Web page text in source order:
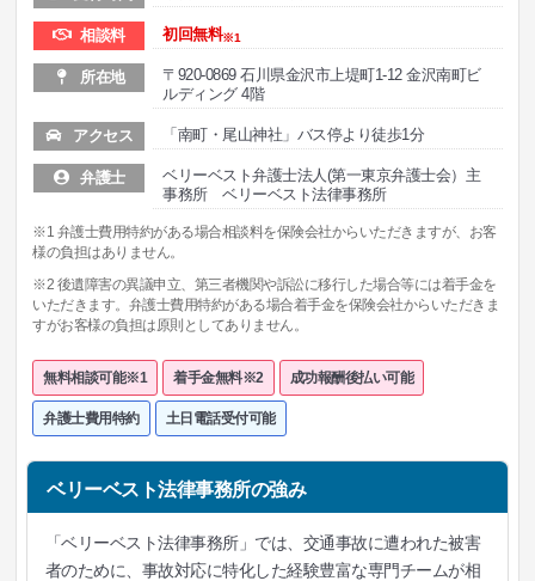
相談料 初回無料※1
所在地
〒920-0869 石川県金沢市上堤町1-12 金沢南町ビ
ルディング 4階
アクセス 「南町・尾山神社」バス停より徒歩1分
弁護士
ベリーベスト弁護士法人(第一東京弁護士会）主
事務所 ベリーベスト法律事務所
※1 弁護士費用特約がある場合相談料を保険会社からいただきますが、お客
様の負担はありません。
※2 後遺障害の異議申立、第三者機関や訴訟に移行した場合等には着手金を
いただきます。弁護士費用特約がある場合着手金を保険会社からいただきま
すがお客様の負担は原則としてありません。
無料相談可能※1 着手金無料※2 成功報酬後払い可能
弁護士費用特約 土日電話受付可能
ベリーベスト法律事務所の強み
「ベリーベスト法律事務所」では、交通事故に遭われた被害
者のために、事故対応に特化した経験豊富な専門チームが相